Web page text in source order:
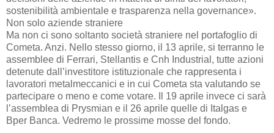
sostenibilità ambientale e trasparenza nella governance».
Non solo aziende straniere
Ma non ci sono soltanto società straniere nel portafoglio di
Cometa. Anzi. Nello stesso giorno, il 13 aprile, si terranno le
assemblee di Ferrari, Stellantis e Cnh Industrial, tutte azioni
detenute dall’investitore istituzionale che rappresenta i
lavoratori metalmeccanici e in cui Cometa sta valutando se
partecipare o meno e come votare. Il 19 aprile invece ci sarà
l’assemblea di Prysmian e il 26 aprile quelle di Italgas e
Bper Banca. Vedremo le prossime mosse del fondo.